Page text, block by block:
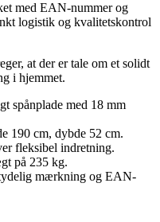
med EAN-nummer og
logistik og kvalitetskontrol
at der er tale om et solidt
i hjemmet.
spånplade med 18 mm
190 cm, dybde 52 cm.
fleksibel indretning.
på 235 kg.
mærkning og EAN-